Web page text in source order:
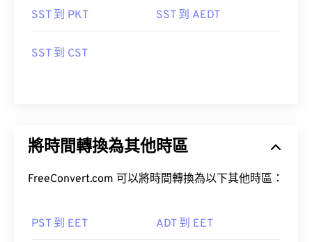
SST 到 PKT SST 到 AEDT
SST 到 CST
將時間轉換為其他時區
FreeConvert.com 可以將時間轉換為以下其他時區：
PST 到 EET ADT 到 EET